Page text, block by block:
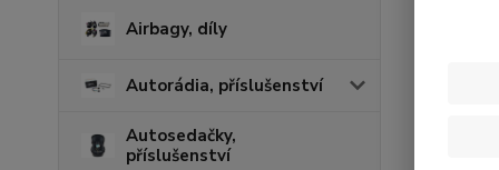
Airbagy, díly
Autorádia, příslušenství
Autosedačky,
příslušenství